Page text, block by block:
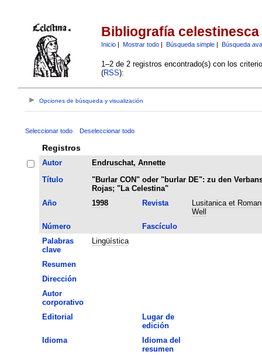
Bibliografía celestinesca
Inicio| Mostrar todo| Búsqueda simple| Búsqueda
1–2 de 2 registros encontrado(s) con los
(RSS):
Opciones de búsqueda y visualización
Seleccionar todo Deseleccionar todo
Registros
Autor
Endruschat, Annette
Título
"Burlar CON" oder "burlar DE": zu den
Rojas; "La Celestina"
Año
1998 Revista
Lusitanica et
Well
Número
Fascículo
Palabras
clave
Lingüística
Resumen
Dirección
Autor
corporativo
Editorial
Lugar de
edición
Idioma
Idioma del
resumen